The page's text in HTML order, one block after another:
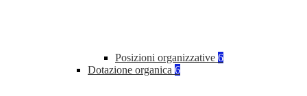
Posizioni organizzative 6
Dotazione organica 6